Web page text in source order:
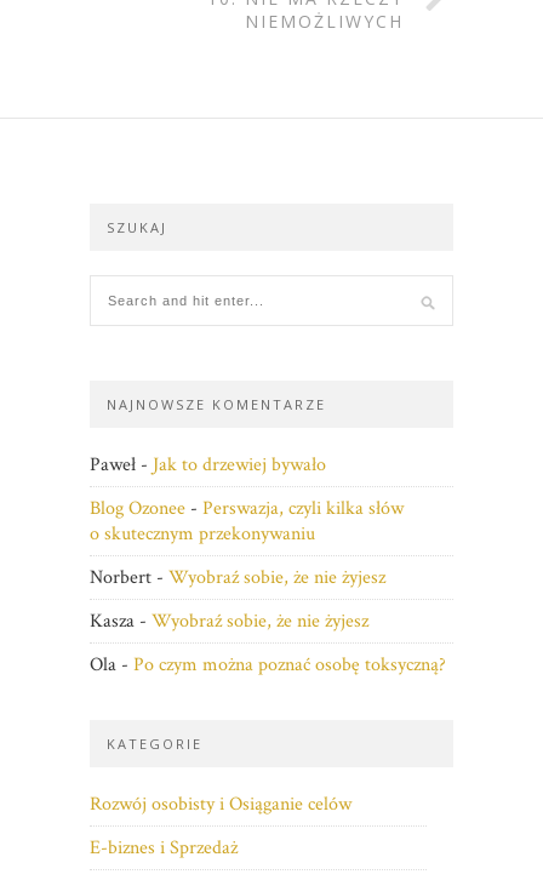
NIEMOŻLIWYCH
SZUKAJ
NAJNOWSZE KOMENTARZE
Paweł - Jak to drzewiej bywało
Blog Ozonee - Perswazja, czyli kilka słów
o skutecznym przekonywaniu
Norbert - Wyobraź sobie, że nie żyjesz
Kasza - Wyobraź sobie, że nie żyjesz
Ola - Po czym można poznać osobę toksyczną?
KATEGORIE
Rozwój osobisty i Osiąganie celów
E-biznes i Sprzedaż